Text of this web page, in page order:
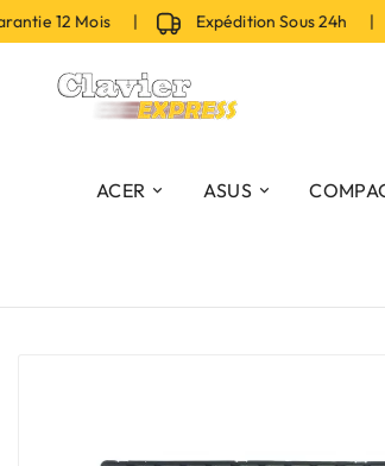
12 Mois | Expédition Sous 24h |
ACER ASUS